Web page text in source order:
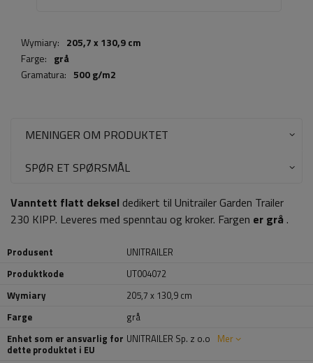
Wymiary: 205,7 x 130,9 cm
Farge: grå
Gramatura: 500 g/m2
MENINGER OM PRODUKTET
SPØR ET SPØRSMÅL
Vanntett flatt deksel dedikert til Unitrailer Garden Trailer
230 KIPP. Leveres med spenntau og kroker. Fargen er grå .
Produsent
UNITRAILER
Produktkode
UT004072
Wymiary
205,7 x 130,9 cm
Farge
grå
Enhet som er ansvarlig for
dette produktet i EU
UNITRAILER Sp. z o.o Mer